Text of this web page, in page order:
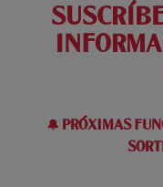
🔔 PRÓXIMAS